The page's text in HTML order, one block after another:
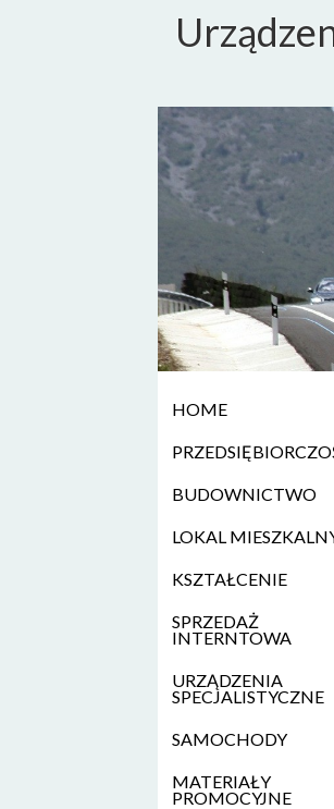
HOME
BUDOWNICTWO
LOKAL
KSZTAŁCENIE
SPRZEDAŻ
INTERNTOWA
URZĄDZENIA
SPECJALISTYCZNE
SAMOCHODY
MATERIAŁY
PROMOCYJNE